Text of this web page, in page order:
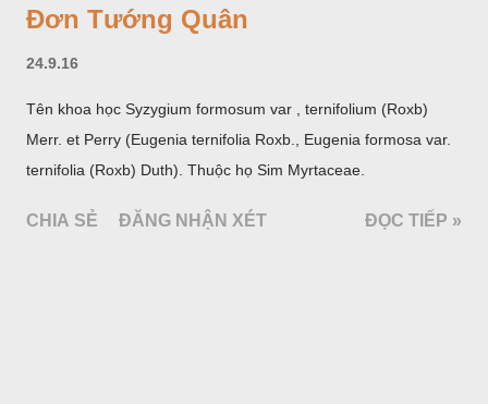
Đơn Tướng Quân
24.9.16
Tên khoa học Syzygium formosum var , ternifolium (Roxb)
Merr. et Perry (Eugenia ternifolia Roxb., Eugenia formosa var.
ternifolia (Roxb) Duth). Thuộc họ Sim Myrtaceae.
CHIA SẺ ĐĂNG NHẬN XÉT ĐỌC TIẾP »